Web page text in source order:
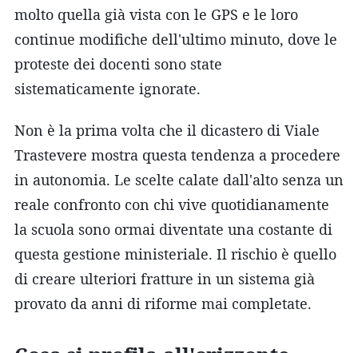
molto quella già vista con le GPS e le loro
continue modifiche dell'ultimo minuto, dove le
proteste dei docenti sono state
sistematicamente ignorate.
Non è la prima volta che il dicastero di Viale
Trastevere mostra questa tendenza a procedere
in autonomia. Le scelte calate dall'alto senza un
reale confronto con chi vive quotidianamente
la scuola sono ormai diventate una costante di
questa gestione ministeriale. Il rischio è quello
di creare ulteriori fratture in un sistema già
provato da anni di riforme mai completate.